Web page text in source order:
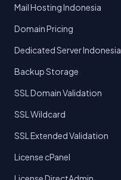
Mail Hosting Indonesia
Domain Pricing
Dedicated Server Indonesia
Backup Storage
SSL Domain Validation
SSL Wildcard
SSL Extended Validation
License cPanel